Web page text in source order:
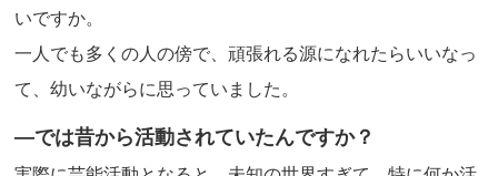
いですか。
一人でも多くの人の傍で、頑張れる源になれたらいいなっ
て、幼いながらに思っていました。
―では昔から活動されていたんですか？